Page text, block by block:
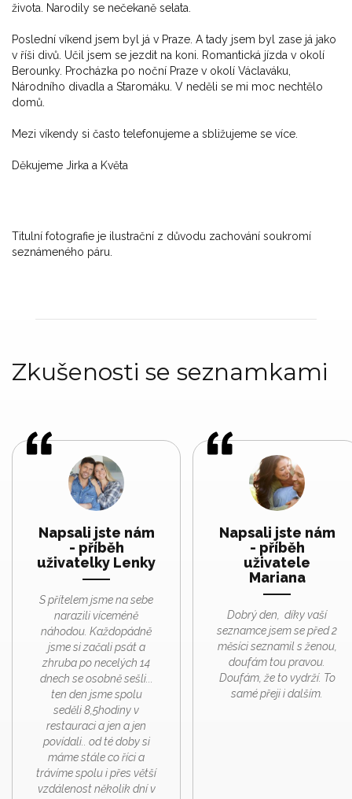
života. Narodily se nečekaně selata.
Poslední víkend jsem byl já v Praze. A tady jsem byl zase já jako
v říši divů. Učil jsem se jezdit na koni. Romantická jízda v okolí
Berounky. Procházka po noční Praze v okolí Václaváku,
Národního divadla a Staromáku. V neděli se mi moc nechtělo
domů.
Mezi víkendy si často telefonujeme a sbližujeme se více.
Děkujeme Jirka a Květa
Titulní fotografie je ilustrační z důvodu zachování soukromí
seznámeného páru.
Zkušenosti se seznamkami
Napsali jste nám
- příběh
uživatelky Lenky
S přítelem jsme na sebe
narazili víceméně
náhodou. Každopádně
jsme si začali psát a
zhruba po necelých 14
dnech se osobně sešli...
ten den jsme spolu
seděli 8,5hodiny v
restauraci a jen a jen
povídali.. od té doby si
máme stále co říci a
trávíme spolu i přes větší
vzdálenost několik dní v
Napsali jste nám
- příběh
uživatele
Mariana
Dobrý den, díky vaší
seznamce jsem se před 2
měsíci seznamil s ženou,
doufám tou pravou.
Doufám, že to vydrží. To
samé přeji i dalším.